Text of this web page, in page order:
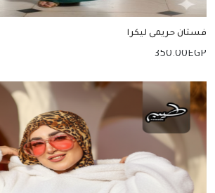
فستان حريمى ليكرا
350.00EGP